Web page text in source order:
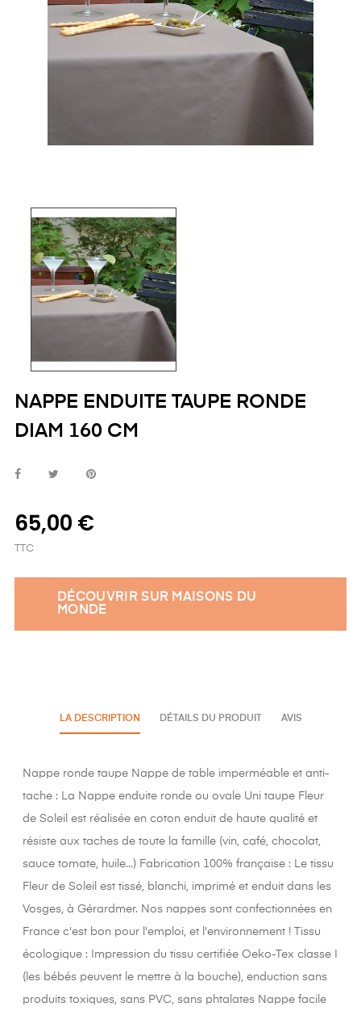
NAPPE ENDUITE TAUPE RONDE
DIAM 160 CM
65,00 €
TTC
DÉCOUVRIR SUR MAISONS DU
MONDE
LA DESCRIPTION DÉTAILS DU PRODUIT AVIS
Nappe ronde taupe Nappe de table imperméable et anti-
tache : La Nappe enduite ronde ou ovale Uni taupe Fleur
de Soleil est réalisée en coton enduit de haute qualité et
résiste aux taches de toute la famille (vin, café, chocolat,
sauce tomate, huile...) Fabrication 100% française : Le tissu
Fleur de Soleil est tissé, blanchi, imprimé et enduit dans les
Vosges, à Gérardmer. Nos nappes sont confectionnées en
France c'est bon pour l'emploi, et l'environnement ! Tissu
écologique : Impression du tissu certifiée Oeko-Tex classe I
(les bébés peuvent le mettre à la bouche), enduction sans
produits toxiques, sans PVC, sans phtalates Nappe facile